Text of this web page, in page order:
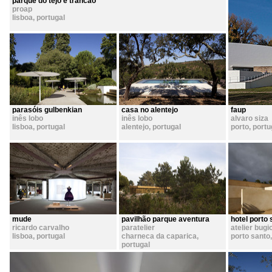
proap
lisboa, portugal
faup
alvaro siza
porto,
parasóis gulbenkian
inês lobo
lisboa, portugal
casa no alentejo
inês lobo
alentejo, portugal
mude
ricardo carvalho
lisboa, portugal
pavilhão parque aventura
paratelier
charneca da caparica,
portugal
hotel porto
atelier
porto santo,